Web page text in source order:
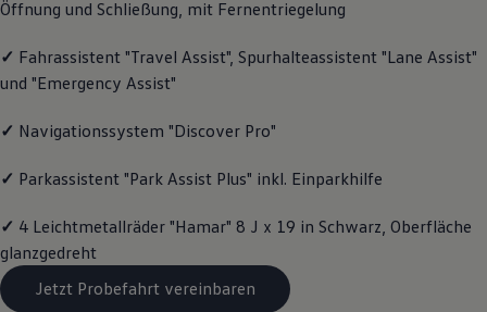
Magazin
Transport
Familie
Pannen- und Unfallhilfe
Öffnung und Schließung, mit Fernentriegelung
✓ Fahrassistent "Travel Assist", Spurhalteassistent "Lane Assist"
und "Emergency Assist"
✓ Navigationssystem "Discover Pro"
✓ Parkassistent "Park Assist Plus" inkl. Einparkhilfe
✓ 4 Leichtmetallräder "Hamar" 8 J x 19 in Schwarz, Oberfläche
glanzgedreht
Jetzt Probefahrt vereinbaren